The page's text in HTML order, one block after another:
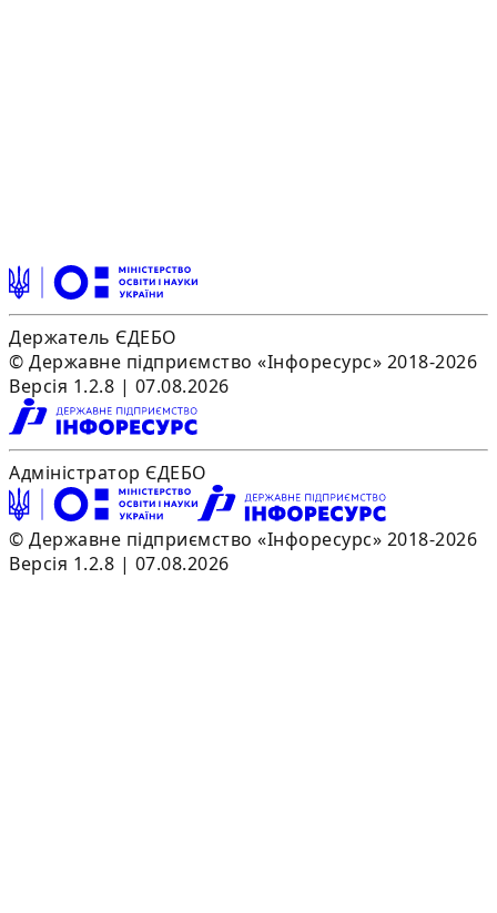
Держатель ЄДЕБО
© Державне підприємство «Інфоресурс» 2018-2026
Версія 1.2.8 | 07.08.2026
Адміністратор ЄДЕБО
© Державне підприємство «Інфоресурс» 2018-2026
Версія 1.2.8 | 07.08.2026